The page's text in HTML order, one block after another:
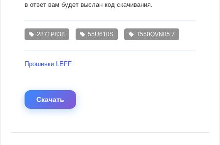
в ответ вам будет выслан код скачивания.
2871P838 55U610S T550QVN05.7
Прошивки LEFF
Скачать